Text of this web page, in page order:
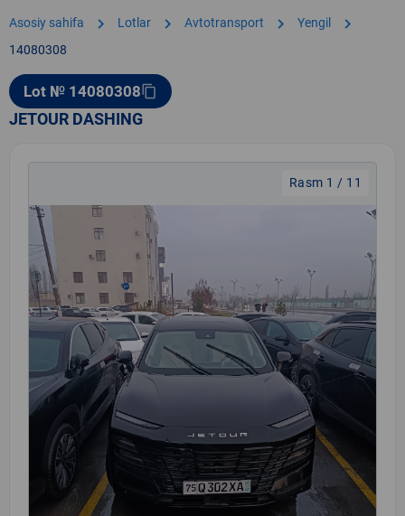
Asosiy sahifa chevron_right Lotlar chevron_right Avtotransport chevron_right Yengil chevron_right
14080308
Lot № 14080308content_copy
JETOUR DASHING
Rasm 1 / 11